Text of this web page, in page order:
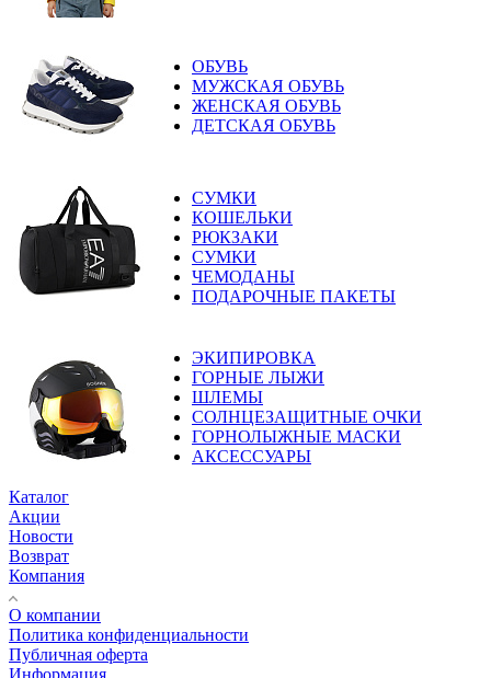
ОБУВЬ
МУЖСКАЯ ОБУВЬ
ЖЕНСКАЯ ОБУВЬ
ДЕТСКАЯ ОБУВЬ
СУМКИ
КОШЕЛЬКИ
РЮКЗАКИ
СУМКИ
ЧЕМОДАНЫ
ПОДАРОЧНЫЕ ПАКЕТЫ
ЭКИПИРОВКА
ГОРНЫЕ ЛЫЖИ
ШЛЕМЫ
СОЛНЦЕЗАЩИТНЫЕ ОЧКИ
ГОРНОЛЫЖНЫЕ МАСКИ
АКСЕССУАРЫ
Каталог
Акции
Новости
Возврат
Компания
О компании
Политика конфиденциальности
Публичная оферта
Информация